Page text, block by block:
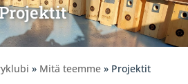
» Mitä teemme » Projektit